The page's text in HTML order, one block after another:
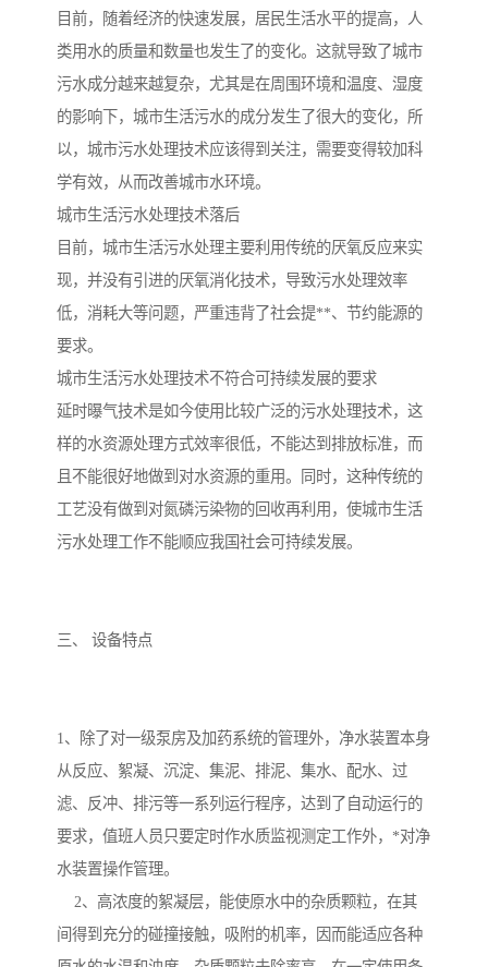
目前，随着经济的快速发展，居民生活水平的提高，人
类用水的质量和数量也发生了的变化。这就导致了城市
污水成分越来越复杂，尤其是在周围环境和温度、湿度
的影响下，城市生活污水的成分发生了很大的变化，所
以，城市污水处理技术应该得到关注，需要变得较加科
学有效，从而改善城市水环境。
城市生活污水处理技术落后
目前，城市生活污水处理主要利用传统的厌氧反应来实
现，并没有引进的厌氧消化技术，导致污水处理效率
低，消耗大等问题，严重违背了社会提**、节约能源的
要求。
城市生活污水处理技术不符合可持续发展的要求
延时曝气技术是如今使用比较广泛的污水处理技术，这
样的水资源处理方式效率很低，不能达到排放标准，而
且不能很好地做到对水资源的重用。同时，这种传统的
工艺没有做到对氮磷污染物的回收再利用，使城市生活
污水处理工作不能顺应我国社会可持续发展。
三、 设备特点
1、除了对一级泵房及加药系统的管理外，净水装置本身
从反应、絮凝、沉淀、集泥、排泥、集水、配水、过
滤、反冲、排污等一系列运行程序，达到了自动运行的
要求，值班人员只要定时作水质监视测定工作外，*对净
水装置操作管理。
2、高浓度的絮凝层，能使原水中的杂质颗粒，在其
间得到充分的碰撞接触，吸附的机率，因而能适应各种
备
汽车污水处理设备 你猜生活污水处理设备
农村生活污水处理设备 玻璃钢污水处理设备
疗养院污水处理设备 屠宰场污水处理
生活污水处理设备
医疗机构污水处理设备 酿酒污水
风景区生活一体化设备 纺织印染废水
豆制品污水